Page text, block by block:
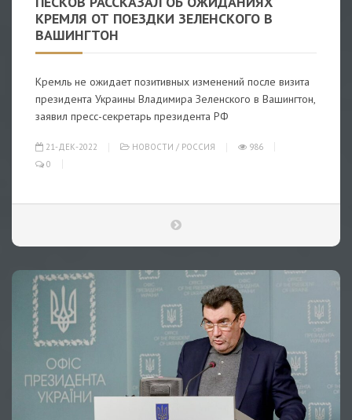
КРЕМЛЯ ОТ ПОЕЗДКИ ЗЕЛЕНСКОГО В
ВАШИНГТОН
Кремль не ожидает позитивных изменений после визита
президента Украины Владимира Зеленского в Вашингтон,
заявил пресс-секретарь президента РФ
21-ДЕК-2022 НОВОСТИ / РОССИЯ
986
0